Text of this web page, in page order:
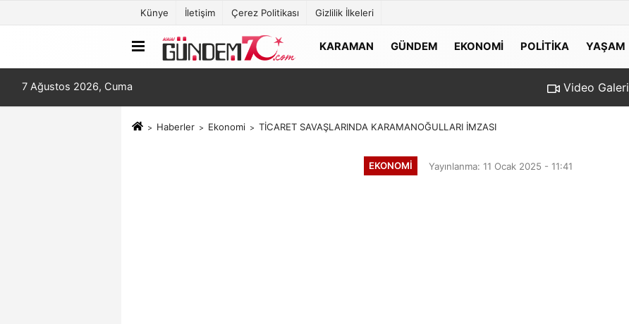
Künye İletişim Çerez Politikası Gizlilik İlkeleri
KARAMAN GÜNDEM EKONOMI POLITIKA YAŞAM
7 Ağustos 2026, Cuma Video Galeri
Haberler Ekonomi TİCARET SAVAŞLARINDA KARAMANOĞULLARI İMZASI
EKONOMI Yayınlanma: 11 Ocak 2025 - 11:41